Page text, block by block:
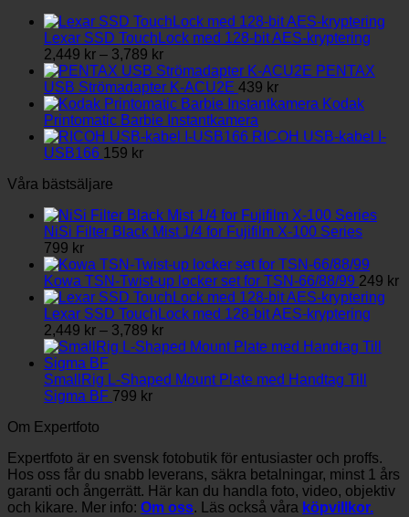
alternativen
kan
produktsidan
Lexar SSD TouchLock med 128-bit AES-kryptering
2,449 kr – 3,789 krPrisintervall:
2,449 kr
till
3,789 kr
PENTAX
USB Strömadapter K-ACU2E 439 kr
Kodak
Printomatic Barbie Instantkamera
RICOH USB-kabel I-
USB166 159 kr
Våra bästsäljare
NiSi Filter Black Mist 1/4 for Fujifilm X-100 Series
799 kr
Kowa TSN-Twist-up locker set for TSN-66/88/99 249 kr
Lexar SSD TouchLock med 128-bit AES-kryptering
2,449 kr – 3,789 krPrisintervall:
2,449 kr
3,789 kr
SmallRig L-Shaped Mount Plate med Handtag Till
Sigma BF 799 kr
Om Expertfoto
Expertfoto är en svensk fotobutik för entusiaster och proffs.
Hos oss får du snabb leverans, säkra betalningar, minst 1 års
garanti och ångerrätt. Här kan du handla foto, video, objektiv
och kikare. Mer info: Om oss. Läs också våra köpvillkor.